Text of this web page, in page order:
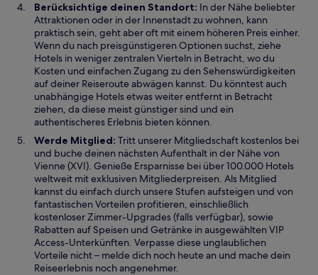
Berücksichtige deinen Standort: In der Nähe beliebter
Attraktionen oder in der Innenstadt zu wohnen, kann
praktisch sein, geht aber oft mit einem höheren Preis einher.
Wenn du nach preisgünstigeren Optionen suchst, ziehe
Hotels in weniger zentralen Vierteln in Betracht, wo du
Kosten und einfachen Zugang zu den Sehenswürdigkeiten
auf deiner Reiseroute abwägen kannst. Du könntest auch
unabhängige Hotels etwas weiter entfernt in Betracht
ziehen, da diese meist günstiger sind und ein
authentischeres Erlebnis bieten können.
Werde Mitglied: Tritt unserer Mitgliedschaft kostenlos bei
und buche deinen nächsten Aufenthalt in der Nähe von
Vienne (XVI). Genieße Ersparnisse bei über 100.000 Hotels
weltweit mit exklusiven Mitgliederpreisen. Als Mitglied
kannst du einfach durch unsere Stufen aufsteigen und von
fantastischen Vorteilen profitieren, einschließlich
kostenloser Zimmer-Upgrades (falls verfügbar), sowie
Rabatten auf Speisen und Getränke in ausgewählten VIP
Access-Unterkünften. Verpasse diese unglaublichen
Vorteile nicht – melde dich noch heute an und mache dein
Reiseerlebnis noch angenehmer.